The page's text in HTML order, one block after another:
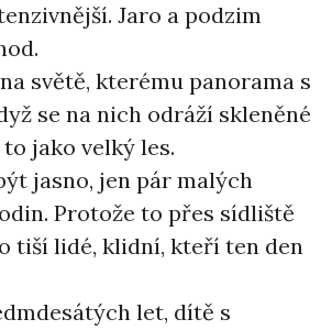
Jaro a podzim
světě, kterému panorama s
se na nich odráží skleněné
jako velký les.
jasno, jen pár malých
Protože to přes sídliště
tiší lidé, klidní, kteří ten den
let, dítě s